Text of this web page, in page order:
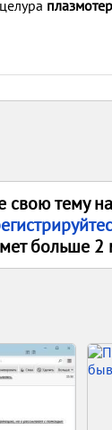
свою тему
больше 2